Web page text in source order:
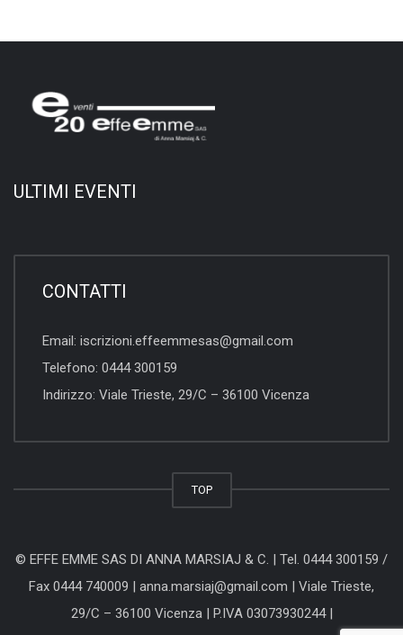
ULTIMI EVENTI
CONTATTI
Email: iscrizioni.effeemmesas@gmail.com
Telefono: 0444 300159
Indirizzo: Viale Trieste, 29/C – 36100 Vicenza
TOP
© EFFE EMME SAS DI ANNA MARSIAJ & C. | Tel. 0444 300159 /
Fax 0444 740009 | anna.marsiaj@gmail.com | Viale Trieste,
29/C – 36100 Vicenza| P.IVA 03073930244 |